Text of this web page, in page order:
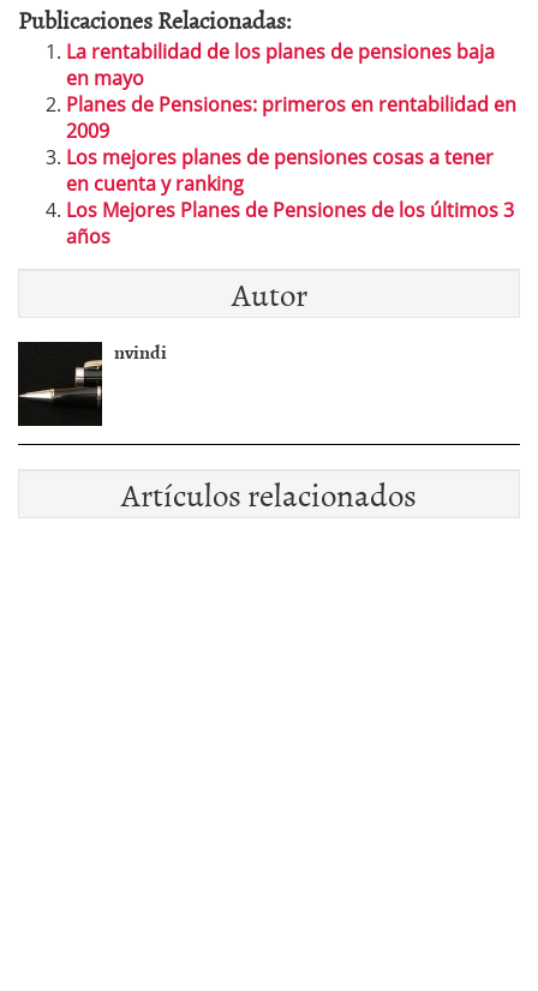
Publicaciones Relacionadas:
La rentabilidad de los planes de pensiones baja
en mayo
Planes de Pensiones: primeros en rentabilidad en
2009
Los mejores planes de pensiones cosas a tener
en cuenta y ranking
Los Mejores Planes de Pensiones de los últimos 3
años
Autor
nvindi
Artículos relacionados